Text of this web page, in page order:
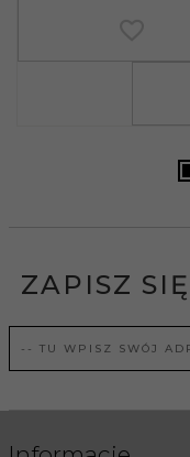
ZAPISZ